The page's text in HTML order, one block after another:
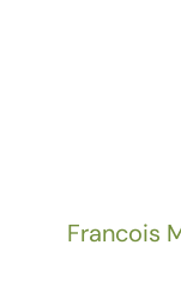
Francois